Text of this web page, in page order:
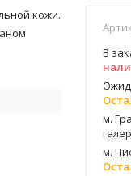
кожи.
В
м.
м.